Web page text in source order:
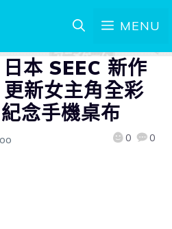
MENU
日本 SEEC 新作
更新女主角全彩
念手機桌布
0 0